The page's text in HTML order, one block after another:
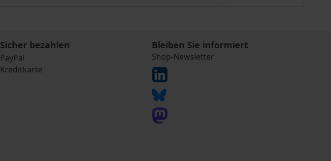
Sicher bezahlen
PayPal
Kreditkarte
Bleiben Sie informiert
Shop-Newsletter